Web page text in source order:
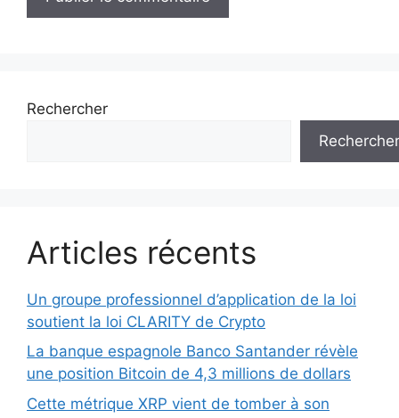
Rechercher
Rechercher
Articles récents
Un groupe professionnel d’application de la loi
soutient la loi CLARITY de Crypto
La banque espagnole Banco Santander révèle
une position Bitcoin de 4,3 millions de dollars
Cette métrique XRP vient de tomber à son